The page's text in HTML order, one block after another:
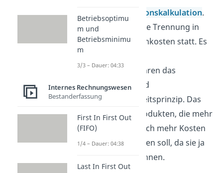
Divisionskalkulation.
Hierbei findet keine Trennung in
Einzel- und Gemeinkosten statt. Es
gelten bei diesem
Kalkulationsverfahren das
Durchschnitts- und
Kostentragfähigkeitsprinzip. Das
bedeutet, dass Produkten, die mehr
erwirtschaften, auch mehr Kosten
zugerechnet werden soll, da sie ja
mehr „tragen“ können.
Betriebsoptimu
m und
Betriebsminimu
m
3/3 – Dauer: 04:33
Internes Rechnungswesen
Bestanderfassung
First In First Out
(FIFO)
1/4 – Dauer: 04:38
Last In First Out